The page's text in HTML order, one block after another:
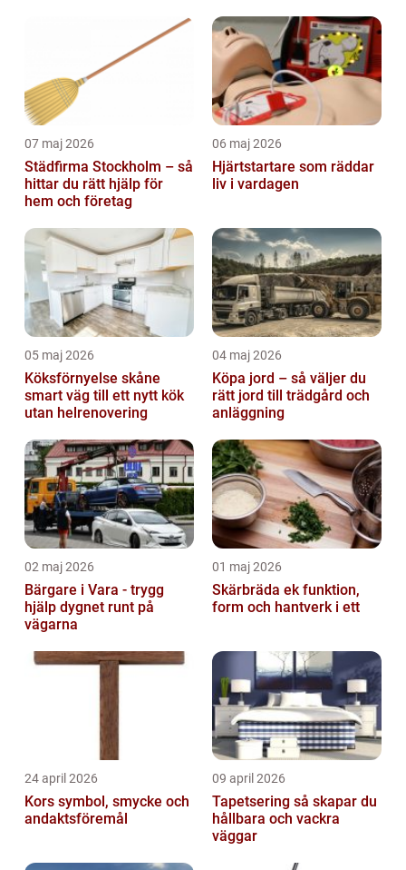
07 maj 2026
Städfirma Stockholm – så
hittar du rätt hjälp för
hem och företag
06 maj 2026
Hjärtstartare som räddar
liv i vardagen
05 maj 2026
Köksförnyelse skåne
smart väg till ett nytt kök
utan helrenovering
04 maj 2026
Köpa jord – så väljer du
rätt jord till trädgård och
anläggning
02 maj 2026
Bärgare i Vara - trygg
hjälp dygnet runt på
vägarna
01 maj 2026
Skärbräda ek funktion,
form och hantverk i ett
24 april 2026
Kors symbol, smycke och
andaktsföremål
09 april 2026
Tapetsering så skapar du
hållbara och vackra
väggar